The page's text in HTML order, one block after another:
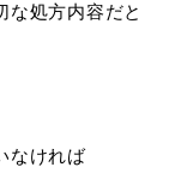
な処方内容だと
なければ